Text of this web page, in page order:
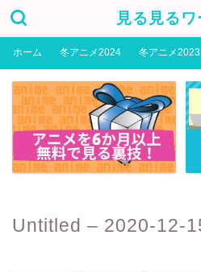
見る見る
ホーム 冬アニメ2024 冬アニメ2023
Untitled – 2020-12-